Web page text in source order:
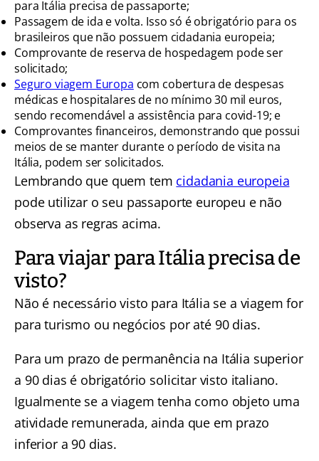
para Itália precisa de passaporte;
Passagem de ida e volta. Isso só é obrigatório para os
brasileiros que não possuem cidadania europeia;
Comprovante de reserva de hospedagem pode ser
solicitado;
Seguro viagem Europa com cobertura de despesas
médicas e hospitalares de no mínimo 30 mil euros,
sendo recomendável a assistência para covid-19; e
Comprovantes financeiros, demonstrando que possui
meios de se manter durante o período de visita na
Itália, podem ser solicitados.
Lembrando que quem tem cidadania europeia
pode utilizar o seu passaporte europeu e não
observa as regras acima.
Para viajar para Itália precisa de
visto?
Não é necessário visto para Itália se a viagem for
para turismo ou negócios por até 90 dias.
Para um prazo de permanência na Itália superior
a 90 dias é obrigatório solicitar visto italiano.
Igualmente se a viagem tenha como objeto uma
atividade remunerada, ainda que em prazo
inferior a 90 dias.